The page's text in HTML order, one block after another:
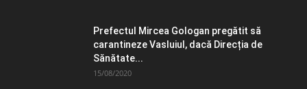
Prefectul Mircea Gologan pregătit să
carantineze Vasluiul, dacă Direcția de
Sănătate...
15/08/2020